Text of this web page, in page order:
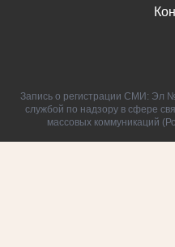
Запись о регистрации СМИ: Эл
службой по надзору в сфере
массовых коммуникаций